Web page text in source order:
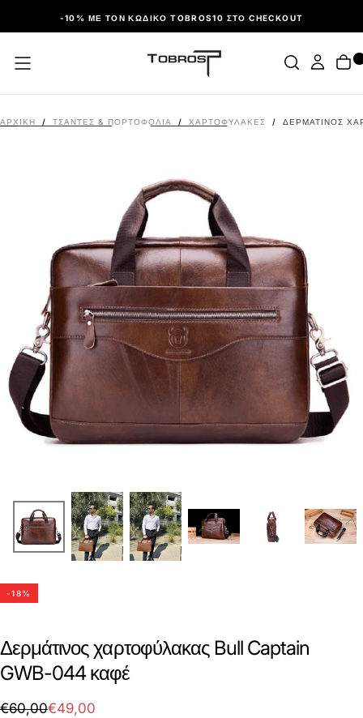
ΠΑΡΆΛΕΙΨΗ-10% ΜΕ ΤΟΝ ΚΩΔΙΚΌ TOBROS10 ΣΤΟ CHECKOUT
ΑΡΧΙΚΉ / ΤΣΑΝΤΕΣ & ΠΟΡΤΟΦΟΛΙΑ / ΧΑΡΤΟΦΎΛΑΚΕΣ / ΔΕΡΜΆΤΙΝΟΣ
-18%
Δερμάτινος χαρτοφύλακας Bull Captain
GWB-044 καφέ
€49,00
Τιμή
€60,00Τιμή
€49,00